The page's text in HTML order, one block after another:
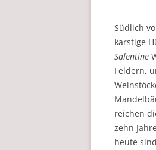
Südlich
karstige
Salentine
Feldern,
reichen
zehn
heute